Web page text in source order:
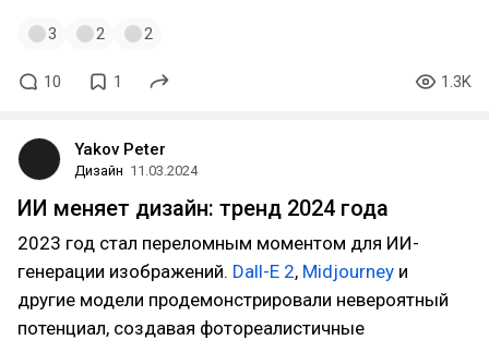
3 2 2
10 1 1.3K
Yakov Peter
Дизайн 11.03.2024
ИИ меняет дизайн: тренд 2024 года
2023 год стал переломным моментом для ИИ-
генерации изображений. Dall-E 2, Midjourney и
другие модели продемонстрировали невероятный
потенциал, создавая фотореалистичные